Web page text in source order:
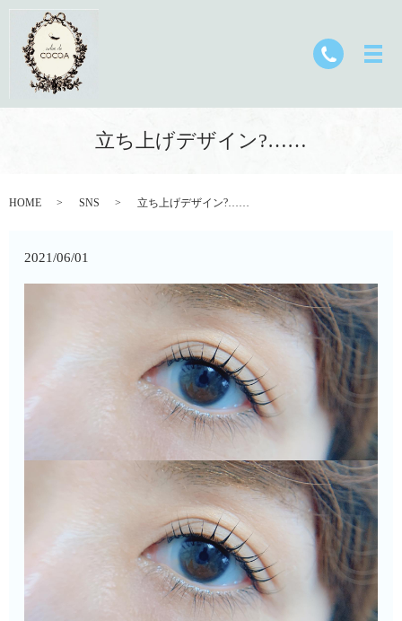
立ち上げデザイン?……
HOME SNS 立ち上げデザイン?……
2021/06/01